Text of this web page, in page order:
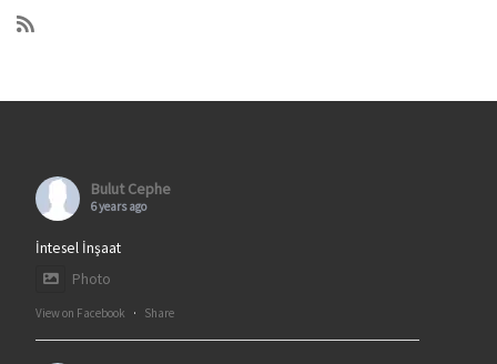
Bulut Cephe
6 years ago
İntesel İnşaat
Photo
View on Facebook · Share